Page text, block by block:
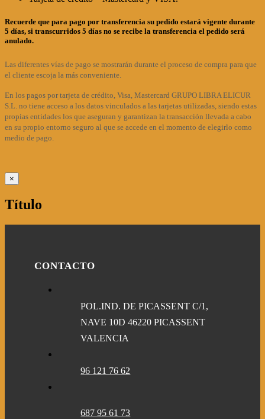
Recuerde que para pago por transferencia su pedido estará vigente durante
5 días, si transcurridos 5 días no se recibe la transferencia el pedido será
anulado.
Las diferentes vías de pago se mostrarán durante el proceso de compra para que
el cliente escoja la más conveniente.
En los pagos por tarjeta de crédito, Visa, Mastercard GRUPO LIBRA ELICUR
S.L. no tiene acceso a los datos vinculados a las tarjetas utilizadas, siendo estas
propias entidades los que aseguran y garantizan la transacción llevada a cabo
en su propio entorno seguro al que se accede en el momento de elegirlo como
medio de pago.
Close
product
view
×
Título
CONTACTO
POL.IND. DE PICASSENT C/1,
NAVE 10D 46220 PICASSENT
VALENCIA
96 121 76 62
687 95 61 73